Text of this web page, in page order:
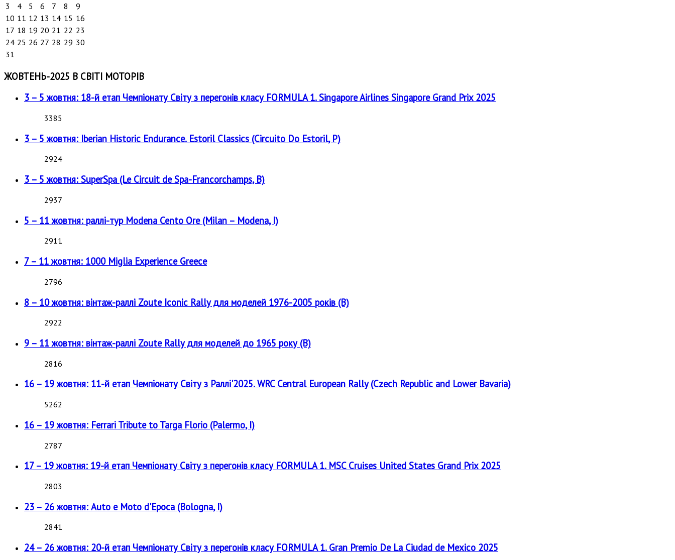
3
4 5 6 7 8
9
10 11 12 13 14 15 16
17 18 19 20 21 22 23
24 25 26 27 28 29 30
31
ЖОВТЕНЬ-2025 В СВІТІ МОТОРІВ
3 – 5 жовтня: 18-й етап Чемпіонату Світу з перегонів класу FORMULA 1. Singapore Airlines Singapore Grand Prix 2025
3385
3 – 5 жовтня: Iberian Historic Endurance. Estoril Classics (Circuito Do Estoril, P)
2924
3 – 5 жовтня: SuperSpa (Le Circuit de Spa-Francorchamps, B)
2937
5 – 11 жовтня: раллі-тур Modena Cento Ore (Milan – Modena, I)
2911
7 – 11 жовтня: 1000 Miglia Experience Greece
2796
8 – 10 жовтня: вінтаж-раллі Zoute Iconic Rally для моделей 1976-2005 років (B)
2922
9 – 11 жовтня: вінтаж-раллі Zoute Rally для моделей до 1965 року (B)
2816
16 – 19 жовтня: 11-й етап Чемпіонату Світу з Раллі'2025. WRC Central European Rally (Czech Republic and Lower Bavaria)
5262
16 – 19 жовтня: Ferrari Tribute to Targa Florio (Palermo, I)
2787
17 – 19 жовтня: 19-й етап Чемпіонату Світу з перегонів класу FORMULA 1. MSC Cruises United States Grand Prix 2025
2803
23 – 26 жовтня: Auto e Moto d'Epoca (Bologna, I)
2841
24 – 26 жовтня: 20-й етап Чемпіонату Світу з перегонів класу FORMULA 1. Gran Premio De La Ciudad de Mexico 2025